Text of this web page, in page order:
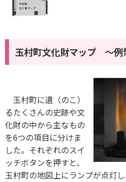
玉村町文化財マップ ～例
玉村町に遺（のこ）
るたくさんの史跡や文
化財の中から主なもの
を6つの項目に分けま
した。それぞれのスイ
ッチボタンを押すと、
玉村町の地図上にランプが点灯し